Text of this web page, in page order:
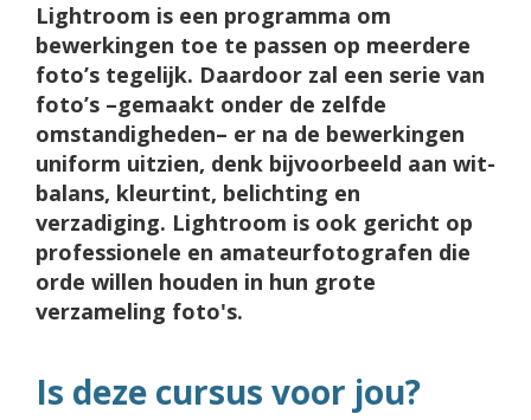
Lightroom is een programma om
bewerkingen toe te pas­sen op meerdere
foto’s tegelijk. Daardoor zal een serie van
foto’s –gemaakt onder de zelfde
omstandigheden– er na de bewerkingen
uniform uitzien, denk bijvoor­beeld aan wit­
balans, kleurtint, belichting en
verzadiging. Lightroom is ook gericht op
professionele en amateurfotografen die
orde willen houden in hun grote
verzameling foto's.
Is deze cursus voor jou?